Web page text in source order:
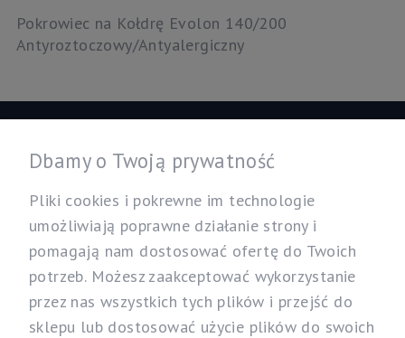
Pokrowiec na Kołdrę Evolon 140/200
Antyroztoczowy/Antyalergiczny
Nasz sklep
Specjalistyczny Sklep dla Alergików Mirosław Rybicki
Sobików 5, 05-530 Góra Kalwaria
Dbamy o Twoją prywatność
Pliki cookies i pokrewne im technologie
umożliwiają poprawne działanie strony i
pomagają nam dostosować ofertę do Twoich
potrzeb. Możesz zaakceptować wykorzystanie
przez nas wszystkich tych plików i przejść do
sklepu lub dostosować użycie plików do swoich